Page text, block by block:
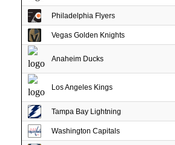
Philadelphia Flyers
Vegas Golden Knights
Anaheim Ducks
Los Angeles Kings
Tampa Bay Lightning
Washington Capitals